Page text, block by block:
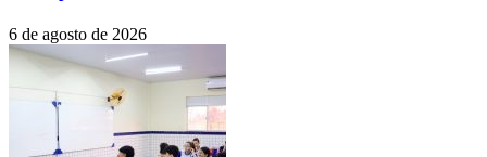
6 de agosto de 2026